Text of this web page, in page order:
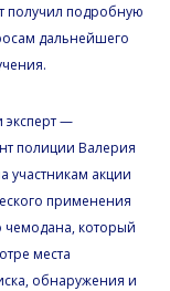
получил подробную
дальнейшего
эксперт —
полиции Валерия
участникам акции
применения
чемодана, который
места
обнаружения и